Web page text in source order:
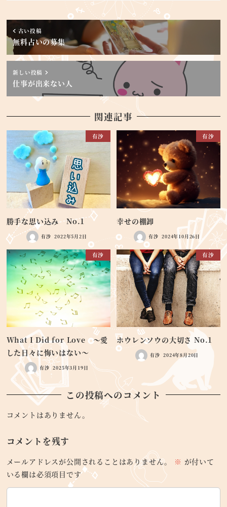
古い投稿
無料占いの募集
新しい投稿
仕事が出来ない人
関連記事
有沙
勝手な思い込み No.1
有沙 2022年5月2日
有沙
幸せの棚卸
有沙 2024年10月26日
有沙
What I Did for Love ～愛
した日々に悔いはない～
有沙 2025年3月19日
有沙
ホウレンソウの大切さ No.1
有沙 2024年8月20日
この投稿へのコメント
コメントはありません。
コメントを残す
メールアドレスが公開されることはありません。 ※ が付いて
いる欄は必須項目です